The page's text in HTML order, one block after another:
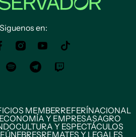
Siguenos en:
MEMBERREFERÍNACIONAL
ECONOMÍA Y EMPRESASAGRO
CULTURA Y ESPECTÁCULOS
FÚNEBRESREMATES Y LEGALES